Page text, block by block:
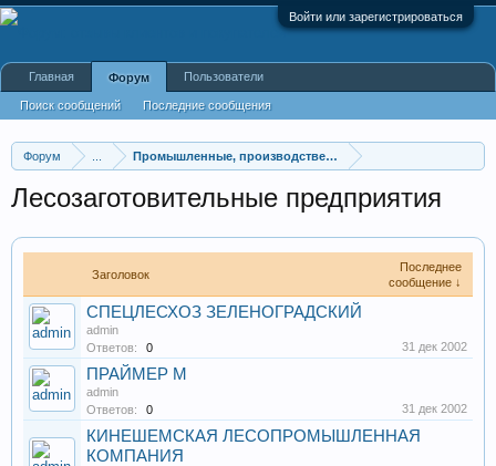
Войти или зарегистрироваться
Форум Промышленные, производственные и перерабатывающие
Лесозаготовительные предприятия
Заголовок
Последнее
сообщение ↓
СПЕЦЛЕСХОЗ ЗЕЛЕНОГРАДСКИЙ
admin
Ответов:
0 31 дек 2002
ПРАЙМЕР М
admin
Ответов:
0 31 дек 2002
КИНЕШЕМСКАЯ ЛЕСОПРОМЫШЛЕННАЯ
КОМПАНИЯ
Главная Форум
Поиск сообщений Последние сообщения
Пользователи